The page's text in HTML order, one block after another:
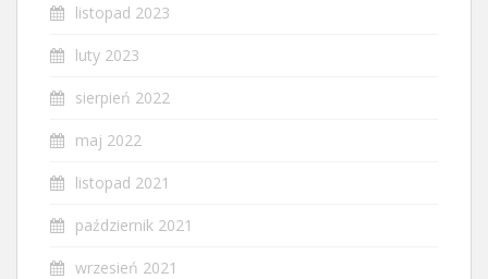
listopad 2023
luty 2023
sierpień 2022
maj 2022
listopad 2021
październik 2021
wrzesień 2021